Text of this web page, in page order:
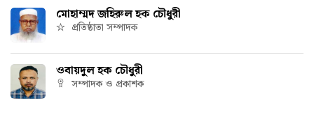
মোহাম্মদ জহিরুল হক চৌধুরী
প্রতিষ্ঠাতা সম্পাদক
ওবায়দুল হক চৌধুরী
সম্পাদক ও প্রকাশক